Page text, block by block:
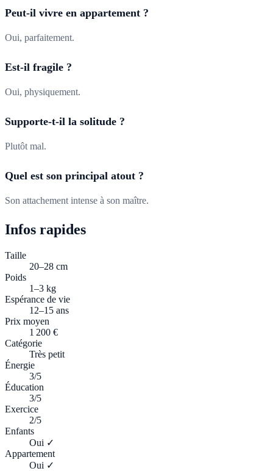
Peut-il vivre en appartement ?
Oui, parfaitement.
Est-il fragile ?
Oui, physiquement.
Supporte-t-il la solitude ?
Plutôt mal.
Quel est son principal atout ?
Son attachement intense à son maître.
Infos rapides
Taille
20–28 cm
Poids
1–3 kg
Espérance de vie
12–15 ans
Prix moyen
1 200 €
Catégorie
Très petit
Énergie
3/5
Éducation
3/5
Exercice
2/5
Enfants
Oui ✓
Appartement
Oui ✓